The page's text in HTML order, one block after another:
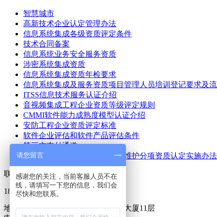
智慧城市
高新技术企业认定管理办法
信息系统集成各级资质评定条件
技术合同备案
信息系统业务安全服务资质
涉密系统集成资质
信息系统集成资质年检要求
信息系统集成及服务资质项目管理人员培训登记要求及
ITSS信息技术服务认证介绍
音视频集成工程企业资质等级评定规则
CMMI软件能力成熟度模型认证介绍
安防工程企业资质评定标准
软件企业评估和软件产品评估条件
第三方支付通道
信息系统集成及服务资质运行维护分项资质认定实施办法
联系我们
18601148790/010-82385072
地址：北京市海淀区知春路9号坤讯大厦11层
请您留言
感谢您的关注，当前客服人员不在
线，请填写一下您的信息，我们会
尽快和您联系。